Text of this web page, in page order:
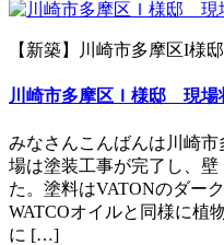
【新築】川崎市多摩区I様邸
川崎市多摩区Ｉ様邸 現場
みなさんこんばんは川崎
場は塗装工事が完了し、
た。塗料はVATONのダー
WATCOオイルと同様に植
に […]